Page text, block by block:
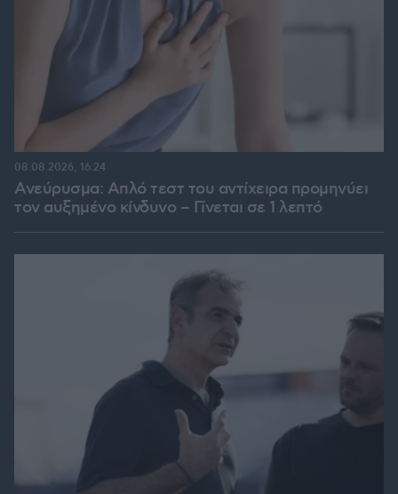
Ανεύρυσμα: Απλό τεστ του αντίχειρα προμηνύει
τον αυξημένο κίνδυνο – Γίνεται σε 1 λεπτό
08.08.2026, 16:24